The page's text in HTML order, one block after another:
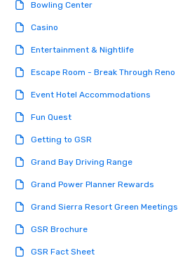
Bowling Center
Casino
Entertainment & Nightlife
Escape Room - Break Through Reno
Event Hotel Accommodations
Fun Quest
Getting to GSR
Grand Bay Driving Range
Grand Power Planner Rewards
Grand Sierra Resort Green Meetings
GSR Brochure
GSR Fact Sheet